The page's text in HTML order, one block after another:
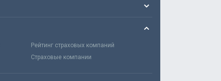
Рейтинг страховых компаний
Страховые компании